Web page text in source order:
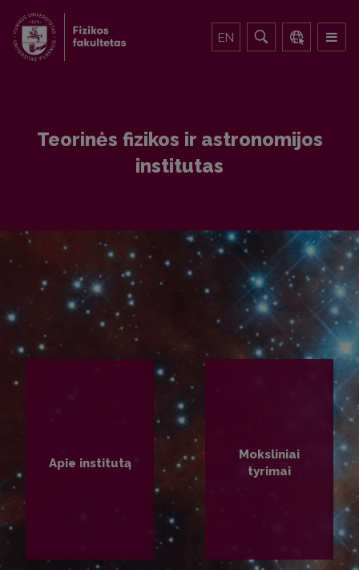
EN
Teorinės fizikos ir astronomijos
institutas
Apie institutą
Moksliniai
tyrimai